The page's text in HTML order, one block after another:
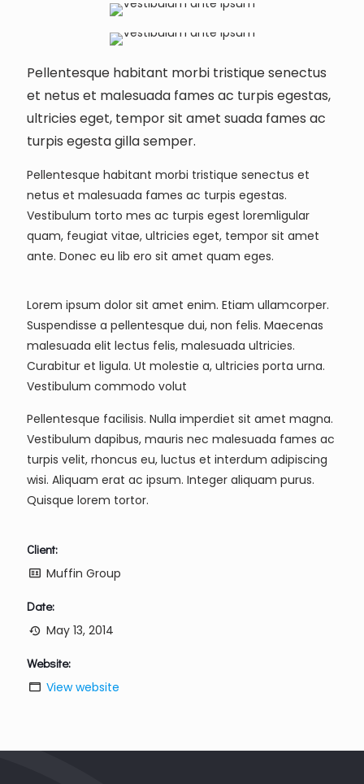
Pellentesque habitant morbi tristique senectus
et netus et malesuada fames ac turpis egestas,
ultricies eget, tempor sit amet suada fames ac
turpis egesta gilla semper.
Pellentesque habitant morbi tristique senectus et
netus et malesuada fames ac turpis egestas.
Vestibulum torto mes ac turpis egest loremligular
quam, feugiat vitae, ultricies eget, tempor sit amet
ante. Donec eu lib ero sit amet quam eges.
Lorem ipsum dolor sit amet enim. Etiam ullamcorper.
Suspendisse a pellentesque dui, non felis. Maecenas
malesuada elit lectus felis, malesuada ultricies.
Curabitur et ligula. Ut molestie a, ultricies porta urna.
Vestibulum commodo volut
Pellentesque facilisis. Nulla imperdiet sit amet magna.
Vestibulum dapibus, mauris nec malesuada fames ac
turpis velit, rhoncus eu, luctus et interdum adipiscing
wisi. Aliquam erat ac ipsum. Integer aliquam purus.
Quisque lorem tortor.
Client:
Muffin Group
Date:
May 13, 2014
Website:
View website